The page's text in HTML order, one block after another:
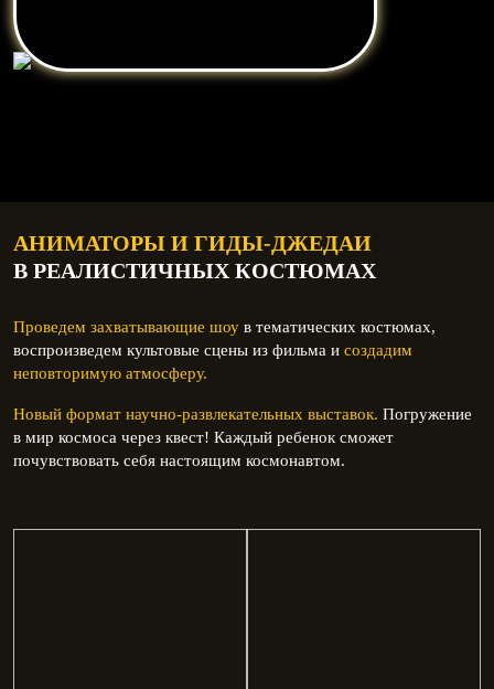
АНИМАТОРЫ И ГИДЫ-ДЖЕДАИ
В РЕАЛИСТИЧНЫХ КОСТЮМАХ
Проведем захватывающие шоу в тематических костюмах,
воспроизведем культовые сцены из фильма и создадим
неповторимую атмосферу.
Новый формат научно-развлекательных выставок. Погружение
в мир космоса через квест! Каждый ребенок сможет
почувствовать себя настоящим космонавтом.